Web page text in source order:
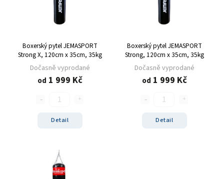
Boxerský pytel JEMASPORT
Strong X, 120cm x 35cm, 35kg
Dočasně vyprodané
od 1 999 Kč
Detail
Boxerský pytel JEMASPORT
Strong, 120cm x 35cm, 35kg
Dočasně vyprodané
od 1 999 Kč
Detail